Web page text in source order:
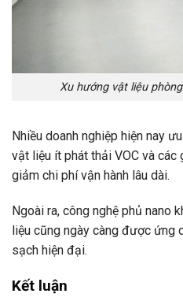
Xu hướng vật liệu
Nhiều doanh nghiệp hiện nay
vật liệu ít phát thải VOC và
giảm chi phí vận hành lâu dài.
Ngoài ra, công nghệ phủ nano
liệu cũng ngày càng được ứng
sạch hiện đại.
Kết luận